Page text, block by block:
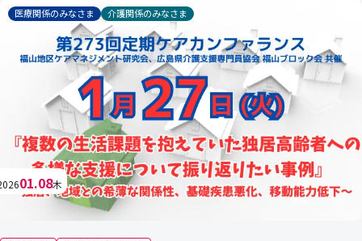
医療関係のみなさま 介護関係のみなさま
01.08木